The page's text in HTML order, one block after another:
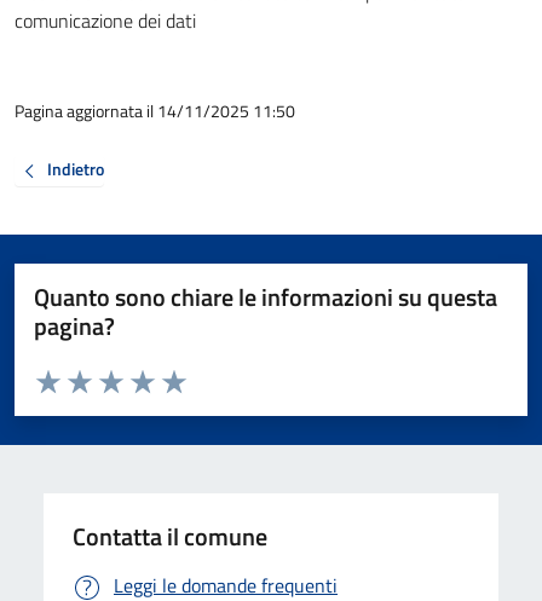
comunicazione dei dati
Pagina aggiornata il 14/11/2025 11:50
Indietro
Quanto sono chiare le informazioni su questa
pagina?
Valuta da 1 a 5 stelle la pagina
Valuta 5 stelle su 5
Valuta 4 stelle su 5
Valuta 3 stelle su 5
Valuta 2 stelle su 5
Valuta 1 stelle su 5
Contatta il comune
Leggi le domande frequenti